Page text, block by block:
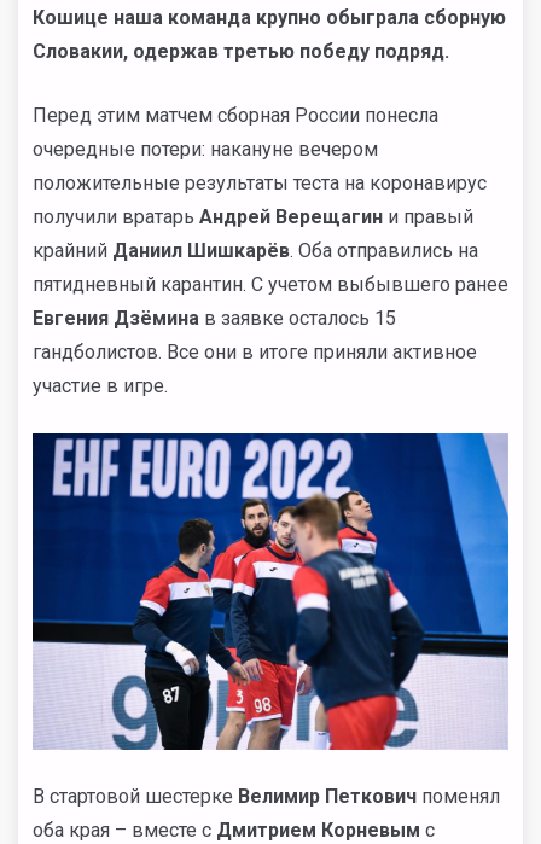
Кошице наша команда крупно обыграла сборную
Словакии, одержав третью победу подряд.
Перед этим матчем сборная России понесла
очередные потери: накануне вечером
положительные результаты теста на коронавирус
получили вратарь Андрей Верещагин и правый
крайний Даниил Шишкарёв. Оба отправились на
пятидневный карантин. С учетом выбывшего ранее
Евгения Дзёмина в заявке осталось 15
гандболистов. Все они в итоге приняли активное
участие в игре.
В стартовой шестерке Велимир Петкович поменял
оба края – вместе с Дмитрием Корневым с